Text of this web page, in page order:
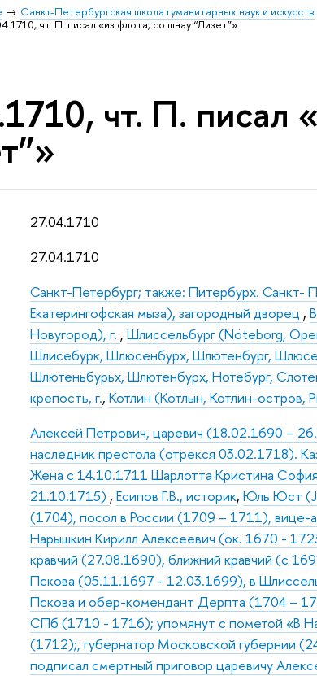
Санкт-Петербургская школа гуманитарных наук и искусств
чт. П. писал «из флота, со шнау “Лизет”»
чт. П. писал
27.04.1710
27.04.1710
Санкт-Петербург; также: Питербурх. Санкт-
Екатерингофская мыза), загородный дворец ,
Новугород), г. ,Шлиссельбург (Nöteborg,
Шлисебурк, Шлюсенбурх, Шлютенбург,
Шлютеньбурьх, Шлютенбурх, Нотебург,
крепость, г.,Котлин (Котлын, Котлин-остров,
Алексей Петрович, царевич (18.02.1690 –
наследник престола (отрекся 03.02.1718).
Жена с 14.10.1711 Шарлотта Кристина
21.10.1715) ,Есипов Г.В., историк,Юль Юст
(1704), посол в России (1709 – 1711), вице-
Нарышкин Кирилл Алексеевич (ок. 1670 -
кравчий (27.08.1690), ближний кравчий (с
Пскова (05.11.1697 - 12.03.1699), в
Пскова и обер-комендант Дерпта (1704 –
СПб (1710 - 1716); упомянут с пометой «В
(1712);, губернатор Московской губернии
подписал смертный приговор царевичу